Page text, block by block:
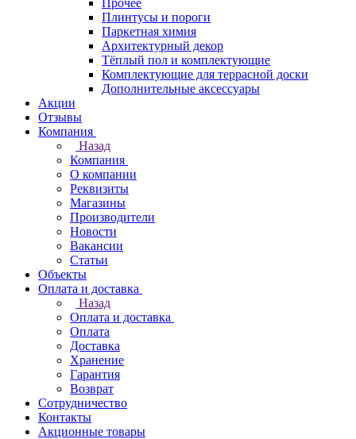
Прочее
Плинтусы и пороги
Паркетная химия
Архитектурный декор
Тёплый пол и комплектующие
Комплектующие для террасной доски
Дополнительные аксессуары
Акции
Отзывы
Компания
Назад
Компания
О компании
Реквизиты
Магазины
Производители
Новости
Вакансии
Статьи
Объекты
Оплата и доставка
Назад
Оплата и доставка
Оплата
Доставка
Хранение
Гарантия
Возврат
Сотрудничество
Контакты
Акционные товары